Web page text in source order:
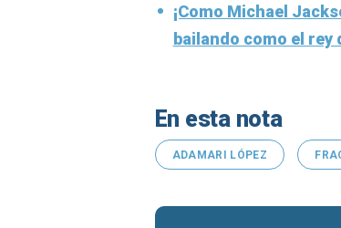
¡Como Michael
bailando como el rey
En esta nota
ADAMARI LÓPEZ